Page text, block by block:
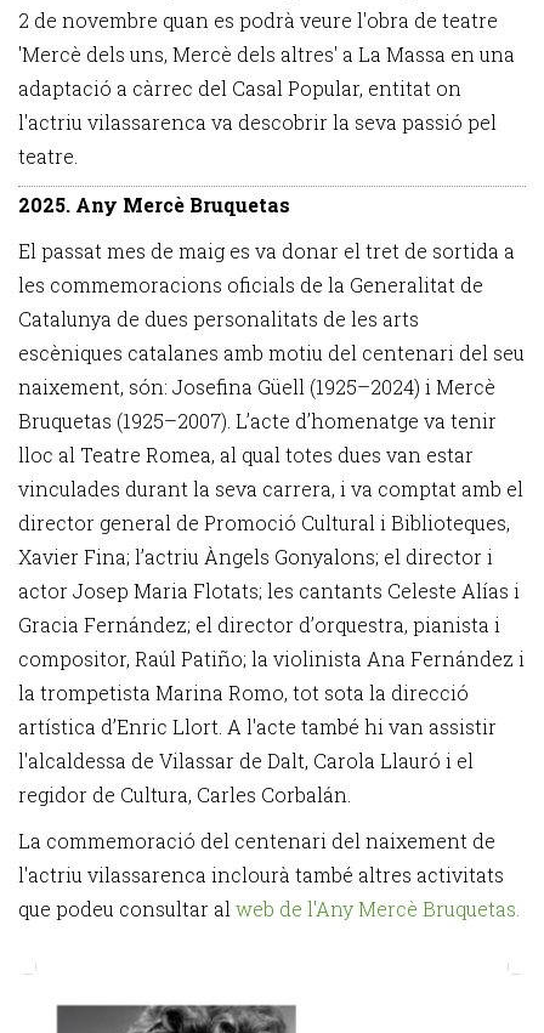
2 de novembre quan es podrà veure l'obra de teatre
'Mercè dels uns, Mercè dels altres' a La Massa en una
adaptació a càrrec del Casal Popular, entitat on
l'actriu vilassarenca va descobrir la seva passió pel
teatre.
2025. Any Mercè Bruquetas
El passat mes de maig es va donar el tret de sortida a
les commemoracions oficials de la Generalitat de
Catalunya de dues personalitats de les arts
escèniques catalanes amb motiu del centenari del seu
naixement, són: Josefina Güell (1925–2024) i Mercè
Bruquetas (1925–2007). L’acte d’homenatge va tenir
lloc al Teatre Romea, al qual totes dues van estar
vinculades durant la seva carrera, i va comptat amb el
director general de Promoció Cultural i Biblioteques,
Xavier Fina; l’actriu Àngels Gonyalons; el director i
actor Josep Maria Flotats; les cantants Celeste Alías i
Gracia Fernández; el director d’orquestra, pianista i
compositor, Raúl Patiño; la violinista Ana Fernández i
la trompetista Marina Romo, tot sota la direcció
artística d’Enric Llort. A l'acte també hi van assistir
l'alcaldessa de Vilassar de Dalt, Carola Llauró i el
regidor de Cultura, Carles Corbalán.
La commemoració del centenari del naixement de
l'actriu vilassarenca inclourà també altres activitats
que podeu consultar al web de l'Any Mercè Bruquetas.